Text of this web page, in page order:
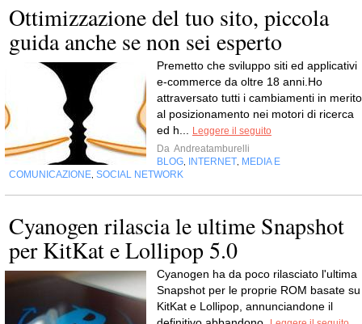
Ottimizzazione del tuo sito, piccola
guida anche se non sei esperto
Premetto che sviluppo siti ed applicativi
e-commerce da oltre 18 anni.Ho
attraversato tutti i cambiamenti in merito
al posizionamento nei motori di ricerca
ed h...
Leggere il seguito
Da Andreatamburelli
BLOG INTERNET MEDIA E
COMUNICAZIONE SOCIAL NETWORK
Cyanogen rilascia le ultime Snapshot
per KitKat e Lollipop 5.0
Cyanogen ha da poco rilasciato l'ultima
Snapshot per le proprie ROM basate su
KitKat e Lollipop, annunciandone il